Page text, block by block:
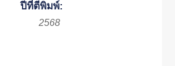
ปีที่ตีพิมพ์:
2568